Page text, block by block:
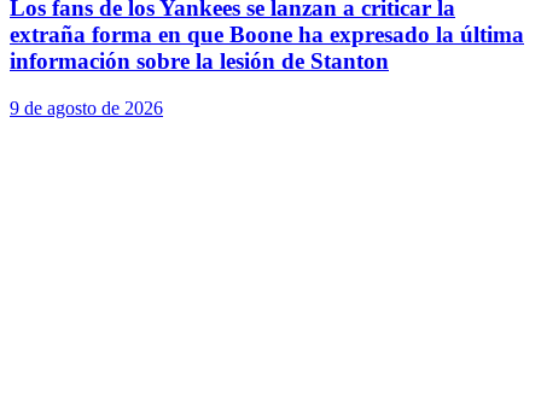
Los fans de los Yankees se lanzan a criticar la
extraña forma en que Boone ha expresado la última
información sobre la lesión de Stanton
9 de agosto de 2026